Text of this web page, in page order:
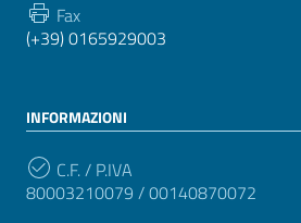
Fax
(+39) 0165929003
INFORMAZIONI
C.F. / P.IVA
80003210079 / 00140870072